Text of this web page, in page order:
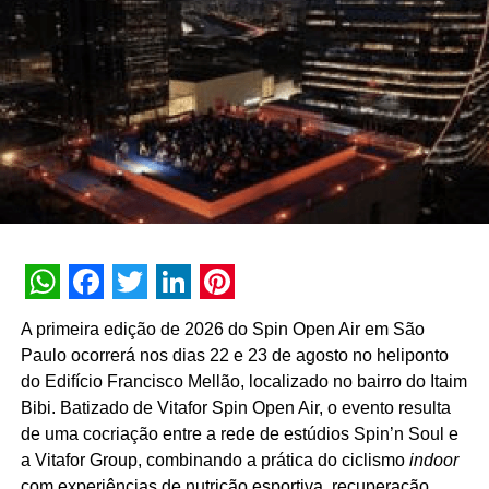
pessoas. “É muito vantajoso para quem quer promover
um evento. Além do incentivo em relação à publicidade, é
ótimo do ponto de vista de visibilidade enetworking. Uma
pessoa pode entrar no site da campanha para ver um
evento específico e encontrar outro de seu interesse. É a
chance de aumentar o alcance das suas ideias”, afirma o
organizador.
Para inscrever um evento na Transformation Week, basta
no site. Também é possível entrar em contato pelo
WhatsApp (51) 98177-4937 ou pelo e-
mailtw2020@institutodatransformacao.com.br. A proposta
será analisada pelo comitê organizador e aprovada se
estiver de acordo com os temas da campanha. A
comunicação com os candidatos é feita por esses canais.
Sobre a Transformation Week:
WhatsApp
Facebook
Twitter
LinkedIn
Pinterest
A primeira edição de 2026 do Spin Open Air em São
Paulo ocorrerá nos dias 22 e 23 de agosto no heliponto
do Edifício Francisco Mellão, localizado no bairro do Itaim
Bibi. Batizado de Vitafor Spin Open Air, o evento resulta
de uma cocriação entre a rede de estúdios Spin’n Soul e
a Vitafor Group, combinando a prática do ciclismo indoor